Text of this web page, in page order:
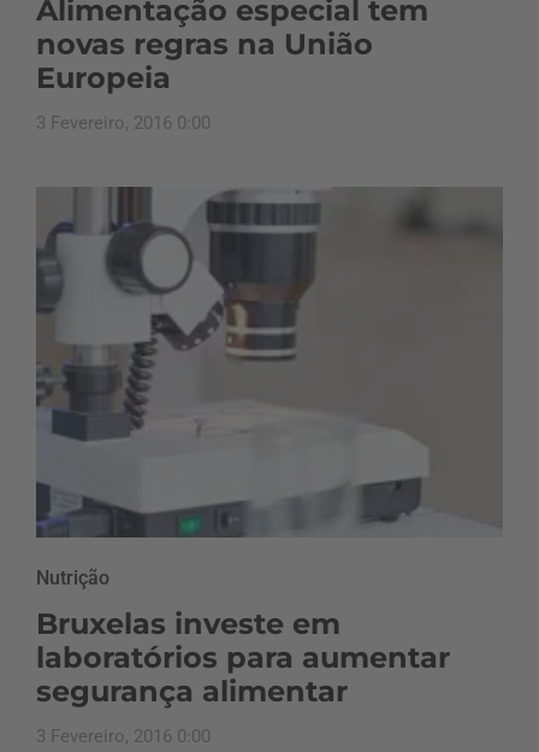
Alimentação especial tem
novas regras na União
Europeia
3 Fevereiro, 2016 0:00
Nutrição
Bruxelas investe em
laboratórios para aumentar
segurança alimentar
3 Fevereiro, 2016 0:00